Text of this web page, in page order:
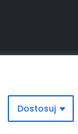
Dostosuj